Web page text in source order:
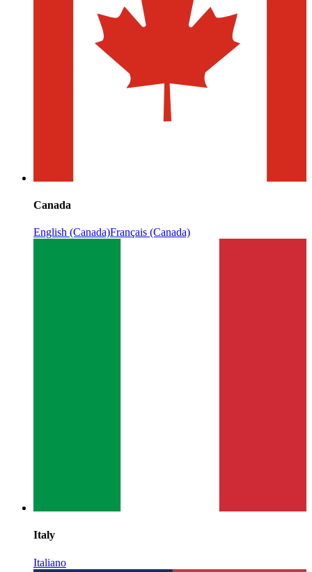
Canada
English (Canada)Français (Canada)
Italy
Italiano